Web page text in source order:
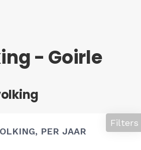
- Goirle
PER JAAR
Filters